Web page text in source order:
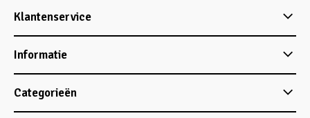
Klantenservice
Informatie
Categorieën